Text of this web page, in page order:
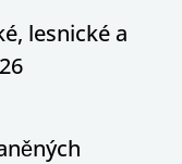
lesnické a